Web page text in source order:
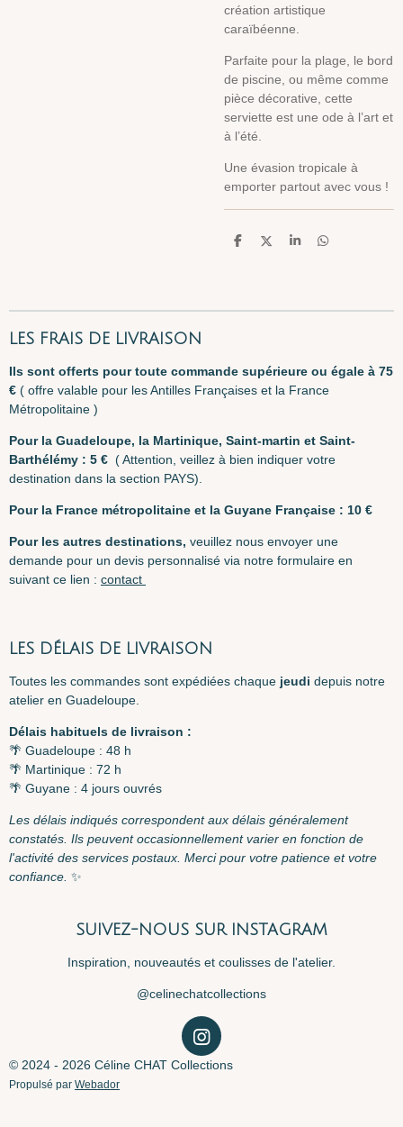
création artistique
caraïbéenne.
Parfaite pour la plage, le bord
de piscine, ou même comme
pièce décorative, cette
serviette est une ode à l’art et
à l’été.
Une évasion tropicale à
emporter partout avec vous !
P
g
P
g
P
g
P
g
LES FRAIS DE LIVRAISON
Ils sont offerts pour toute commande supérieure ou égale à 75
€ ( offre valable pour les Antilles Françaises et la France
Métropolitaine )
Pour la Guadeloupe, la Martinique, Saint-martin et Saint-
Barthélémy : 5 € ( Attention, veillez à bien indiquer votre
destination dans la section PAYS).
Pour la France métropolitaine et la Guyane Française : 10 €
Pour les autres destinations, veuillez nous envoyer une
demande pour un devis personnalisé via notre formulaire en
suivant ce lien : contact
LES DÉLAIS DE LIVRAISON
Toutes les commandes sont expédiées chaque jeudi depuis notre
atelier en Guadeloupe.
Délais habituels de livraison :
🌴 Guadeloupe : 48 h
🌴 Martinique : 72 h
🌴 Guyane : 4 jours ouvrés
Les délais indiqués correspondent aux délais généralement
constatés. Ils peuvent occasionnellement varier en fonction de
l'activité des services postaux. Merci pour votre patience et votre
confiance. ✨
SUIVEZ-NOUS SUR INSTAGRAM
Inspiration, nouveautés et coulisses de l'atelier.
@celinechatcollections
I
n
© 2024 - 2026 Céline CHAT Collections
Propulsé par Webador